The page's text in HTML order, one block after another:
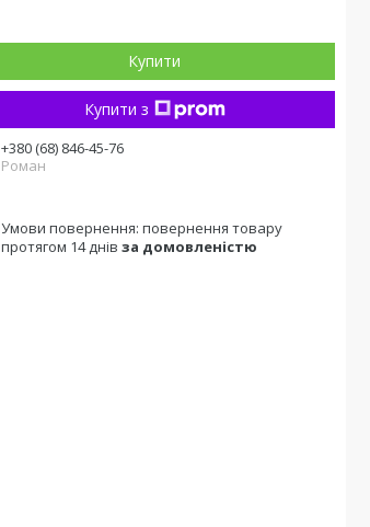
Купити
Купити з
+380 (68) 846-45-76
Роман
повернення товару
протягом 14 днів за домовленістю